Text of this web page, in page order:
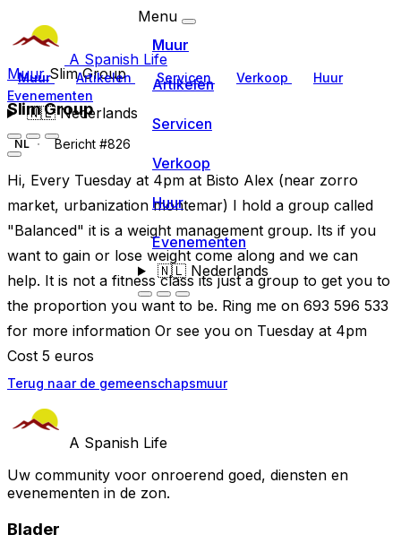
A Spanish Life
Muur Artikelen Servicen Verkoop
Huur
Evenementen
🇳🇱Nederlands
Menu
Muur
Artikelen
Servicen
Verkoop
Huur
Evenementen
🇳🇱Nederlands
MuurSlim Group
Slim Group
NL Bericht #826
Hi, Every Tuesday at 4pm at Bisto Alex (near zorro
market, urbanization montemar) I hold a group called
"Balanced" it is a weight management group. Its if you
want to gain or lose weight come along and we can
help. It is not a fitness class its just a group to get you to
the proportion you want to be. Ring me on 693 596 533
for more information Or see you on Tuesday at 4pm
Cost 5 euros
Terug naar de gemeenschapsmuur
A Spanish Life
Uw community voor onroerend goed, diensten en
evenementen in de zon.
Blader